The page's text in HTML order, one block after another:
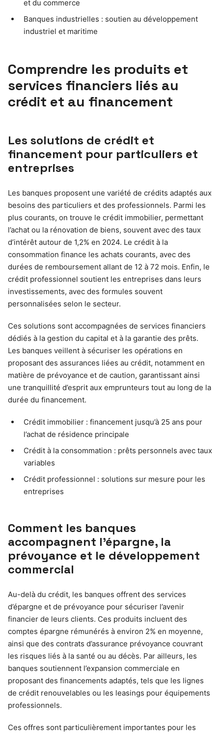
et du commerce
Banques industrielles : soutien au développement
industriel et maritime
Comprendre les produits et
services financiers liés au
crédit et au financement
Les solutions de crédit et
financement pour particuliers et
entreprises
Les banques proposent une variété de crédits adaptés aux
besoins des particuliers et des professionnels. Parmi les
plus courants, on trouve le crédit immobilier, permettant
l’achat ou la rénovation de biens, souvent avec des taux
d’intérêt autour de 1,2% en 2024. Le crédit à la
consommation finance les achats courants, avec des
durées de remboursement allant de 12 à 72 mois. Enfin, le
crédit professionnel soutient les entreprises dans leurs
investissements, avec des formules souvent
personnalisées selon le secteur.
Ces solutions sont accompagnées de services financiers
dédiés à la gestion du capital et à la garantie des prêts.
Les banques veillent à sécuriser les opérations en
proposant des assurances liées au crédit, notamment en
matière de prévoyance et de caution, garantissant ainsi
une tranquillité d’esprit aux emprunteurs tout au long de la
durée du financement.
Crédit immobilier : financement jusqu’à 25 ans pour
l’achat de résidence principale
Crédit à la consommation : prêts personnels avec taux
variables
Crédit professionnel : solutions sur mesure pour les
entreprises
Comment les banques
accompagnent l’épargne, la
prévoyance et le développement
commercial
Au-delà du crédit, les banques offrent des services
d’épargne et de prévoyance pour sécuriser l’avenir
financier de leurs clients. Ces produits incluent des
comptes épargne rémunérés à environ 2% en moyenne,
ainsi que des contrats d’assurance prévoyance couvrant
les risques liés à la santé ou au décès. Par ailleurs, les
banques soutiennent l’expansion commerciale en
proposant des financements adaptés, tels que les lignes
de crédit renouvelables ou les leasings pour équipements
professionnels.
Ces offres sont particulièrement importantes pour les